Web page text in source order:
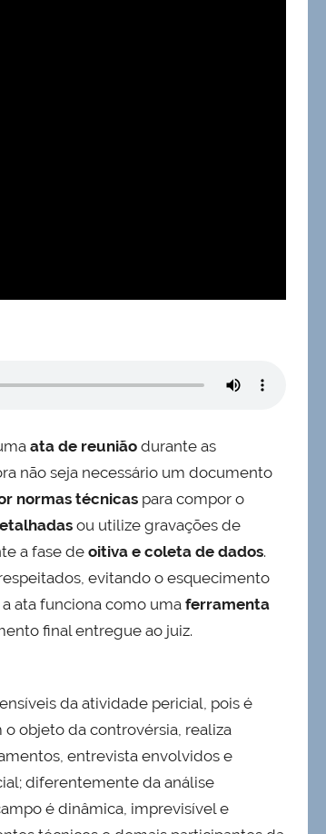
ata de reunião durante as
não seja necessário um documento
normas técnicas para compor o
ou utilize gravações de
a fase de oitiva e coleta de dados.
evitando o esquecimento
ata funciona como uma ferramenta
final entregue ao juiz.
da atividade pericial, pois é
objeto da controvérsia, realiza
entrevista envolvidos e
diferentemente da análise
é dinâmica, imprevisível e